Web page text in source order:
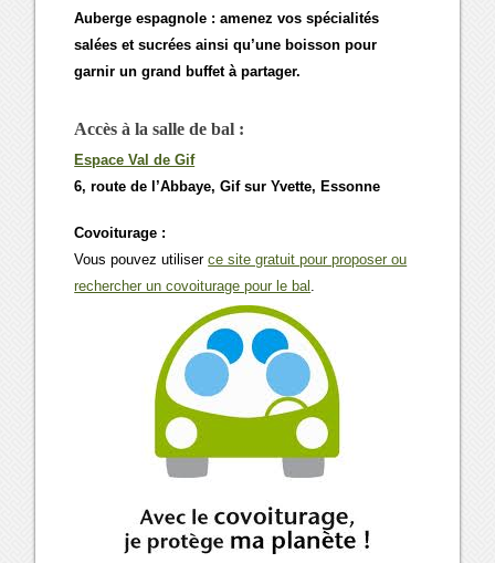
Auberge espagnole : amenez vos spécialités
salées et sucrées ainsi qu’une boisson pour
garnir un grand buffet à partager.
Accès à la salle de bal :
Espace Val de Gif
6, route de l’Abbaye, Gif sur Yvette, Essonne
Covoiturage :
Vous pouvez utiliserce site gratuit pour proposer ou
rechercher un covoiturage pour le bal .